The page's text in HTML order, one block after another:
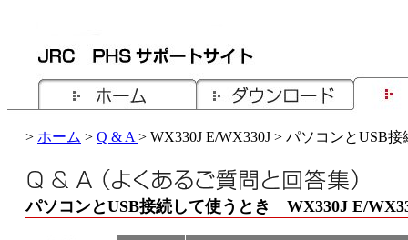
> ホーム > Q & A > WX330J E/WX330J > パソコンとUSB
パソコンとUSB接続して使うとき WX330J E/